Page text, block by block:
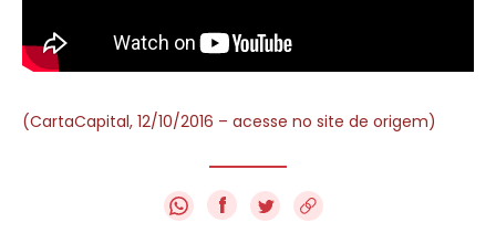
(CartaCapital, 12/10/2016 – acesse no site de origem)
f